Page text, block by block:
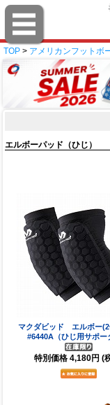
TOP > アメリカンフットボ
エルボーパッド（ひじ）
マクダビッド エルボー
#6440A（ひじ用サポー
特別価格 4,180円 (